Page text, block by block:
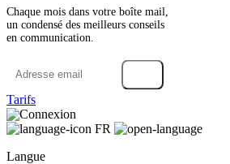
Chaque mois dans votre boîte mail,
un condensé des meilleurs conseils
en communication.
Tarifs
Connexion
FR
Langue